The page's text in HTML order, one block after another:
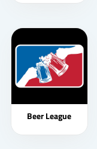
Beer League